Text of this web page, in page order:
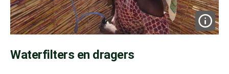
Waterfilters en dragers